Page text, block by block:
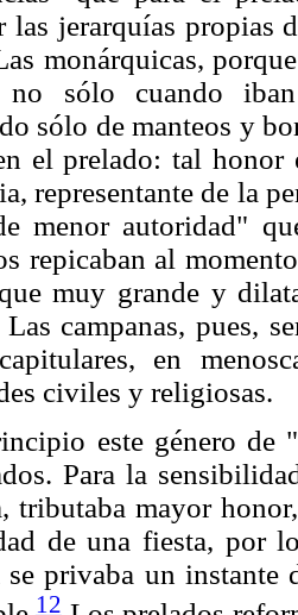
las jerarquías propias
monárquicas,
no sólo cuando
sólo de manteos y
el prelado: tal honor
representante de la
menor autoridad"
repicaban al
muy grande y
Las campanas, pues,
en
civiles y religiosas.
este género de
Para la
tributaba mayor
de una fiesta, por
privaba un instante
12